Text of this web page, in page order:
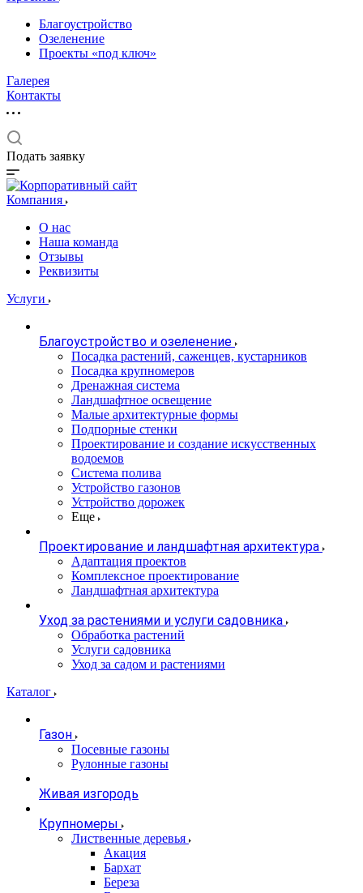
Благоустройство
Озеленение
Проекты «под ключ»
Галерея
Контакты
Подать заявку
Компания
О нас
Наша команда
Отзывы
Реквизиты
Услуги
Благоустройство и озеленение
Посадка растений, саженцев, кустарников
Посадка крупномеров
Дренажная система
Ландшафтное освещение
Малые архитектурные формы
Подпорные стенки
Проектирование и создание искусственных
водоемов
Система полива
Устройство газонов
Устройство дорожек
Еще
Проектирование и ландшафтная архитектура
Адаптация проектов
Комплексное проектирование
Ландшафтная архитектура
Уход за растениями и услуги садовника
Обработка растений
Услуги садовника
Уход за садом и растениями
Каталог
Газон
Посевные газоны
Рулонные газоны
Живая изгородь
Крупномеры
Лиственные деревья
Акация
Бархат
Береза